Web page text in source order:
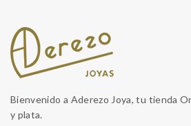
Bienvenido a Aderezo Joya, tu tienda
y plata.